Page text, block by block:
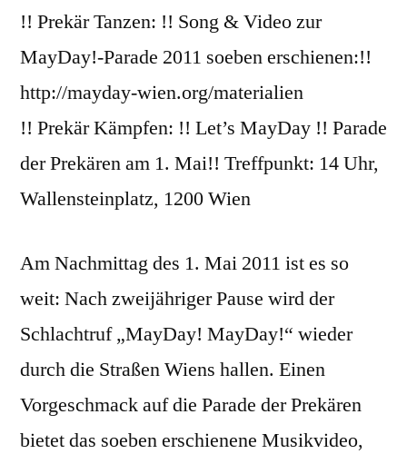
!! Prekär Tanzen: !! Song & Video zur
MayDay!-Parade 2011 soeben erschienen:!!
http://mayday-wien.org/materialien
!! Prekär Kämpfen: !! Let’s MayDay !! Parade
der Prekären am 1. Mai!! Treffpunkt: 14 Uhr,
Wallensteinplatz, 1200 Wien
Am Nachmittag des 1. Mai 2011 ist es so
weit: Nach zweijähriger Pause wird der
Schlachtruf „MayDay! MayDay!“ wieder
durch die Straßen Wiens hallen. Einen
Vorgeschmack auf die Parade der Prekären
bietet das soeben erschienene Musikvideo,